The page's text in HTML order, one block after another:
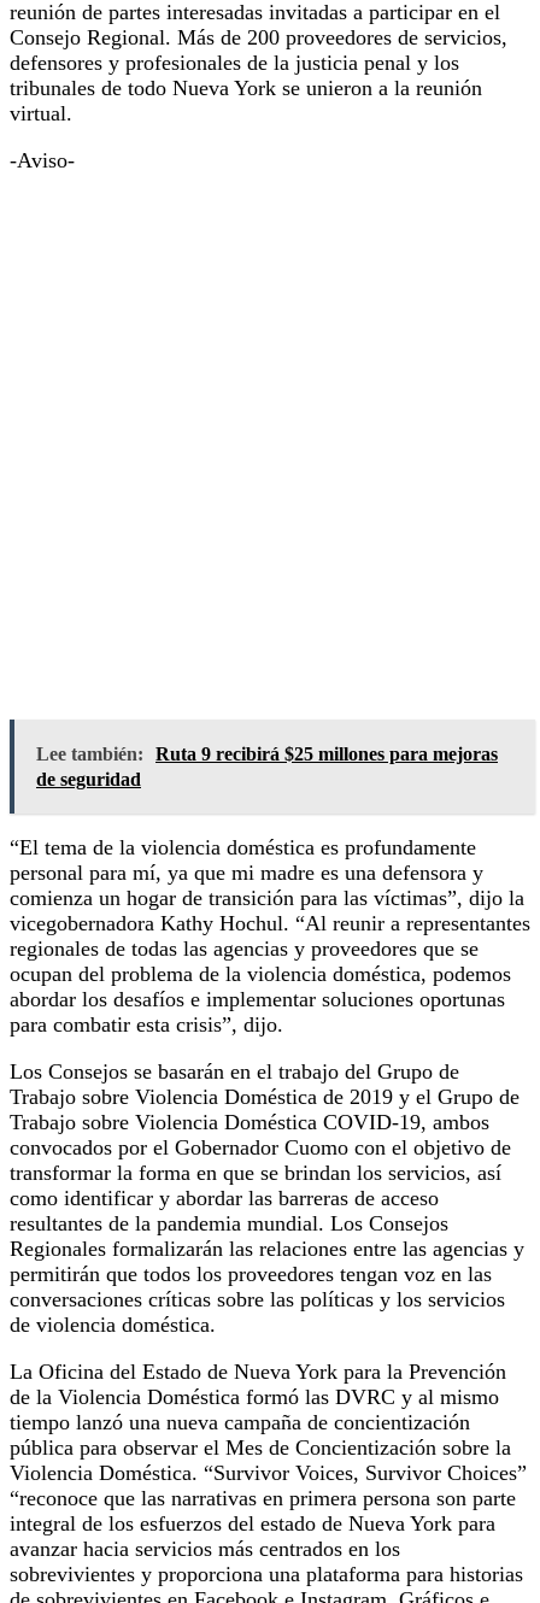
reunión de partes interesadas invitadas a participar en el
Consejo Regional. Más de 200 proveedores de servicios,
defensores y profesionales de la justicia penal y los
tribunales de todo Nueva York se unieron a la reunión
virtual.
-Aviso-
Lee también:
Ruta 9 recibirá $25 millones para mejoras
de seguridad
“El tema de la violencia doméstica es profundamente
personal para mí, ya que mi madre es una defensora y
comienza un hogar de transición para las víctimas”, dijo la
vicegobernadora Kathy Hochul. “Al reunir a representantes
regionales de todas las agencias y proveedores que se
ocupan del problema de la violencia doméstica, podemos
abordar los desafíos e implementar soluciones oportunas
para combatir esta crisis”, dijo.
Los Consejos se basarán en el trabajo del Grupo de
Trabajo sobre Violencia Doméstica de 2019 y el Grupo de
Trabajo sobre Violencia Doméstica COVID-19, ambos
convocados por el Gobernador Cuomo con el objetivo de
transformar la forma en que se brindan los servicios, así
como identificar y abordar las barreras de acceso
resultantes de la pandemia mundial. Los Consejos
Regionales formalizarán las relaciones entre las agencias y
permitirán que todos los proveedores tengan voz en las
conversaciones críticas sobre las políticas y los servicios
de violencia doméstica.
La Oficina del Estado de Nueva York para la Prevención
de la Violencia Doméstica formó las DVRC y al mismo
tiempo lanzó una nueva campaña de concientización
pública para observar el Mes de Concientización sobre la
Violencia Doméstica. “Survivor Voices, Survivor Choices”
“reconoce que las narrativas en primera persona son parte
integral de los esfuerzos del estado de Nueva York para
avanzar hacia servicios más centrados en los
sobrevivientes y proporciona una plataforma para historias